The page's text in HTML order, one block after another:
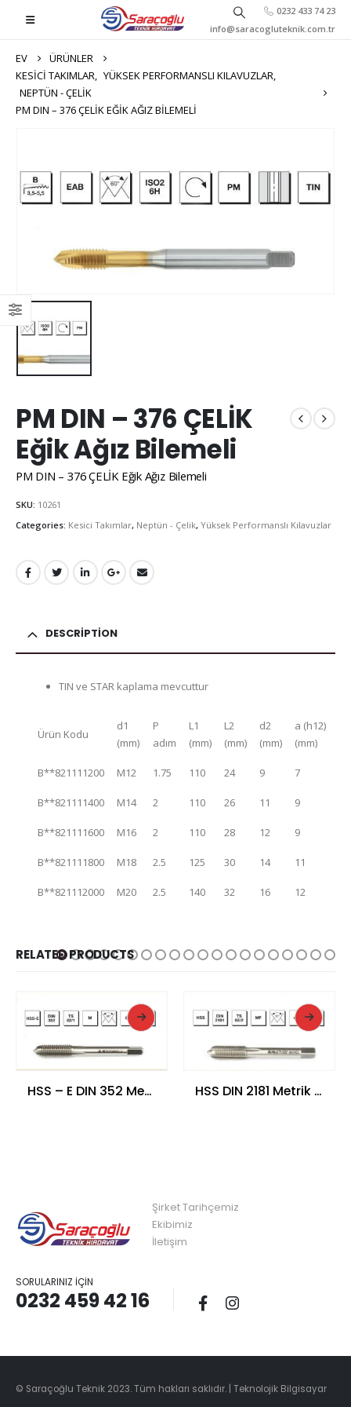
0232 433 74 23
info@saracogluteknik.com.tr
EV
ÜRÜNLER
KESICI TAKIMLAR, YÜKSEK PERFORMANSLI KILAVUZLAR,
NEPTÜN - ÇELIK
PM DIN – 376 ÇELİK EĞIK AĞIZ BILEMELI
PM DIN – 376 ÇELİK
Eğik Ağız Bilemeli
PM DIN – 376 ÇELİK Eğik Ağız Bilemeli
SKU: 10261
Categories: Kesici Takımlar, Neptün - Çelik, Yüksek Performanslı Kılavuzlar
DESCRIPTION
TIN ve STAR kaplama mevcuttur
Ürün Kodu
d1
(mm)
P
adım
L1
(mm)
L2
(mm)
d2
(mm)
a (h12)
(mm)
B**821111200 M12 1.75 110 24 9 7
B**821111400 M14 2 110 26 11 9
B**821111600 M16 2 110 28 12 9
B**821111800 M18 2.5 125 30 14 11
B**821112000 M20 2.5 140 32 16 12
RELATED PRODUCTS
HSS – E DIN 352 Metrik Normal Vidalı Kılavuz – Son HSS DIN 2181 Metrik İnce Vidalı Kılavuz – Son
READ MORE READ MORE
Şirket Tarihçemiz
Ekibimiz
İletişim
SORULARINIZ İÇIN
0232 459 42 16
© Saraçoğlu Teknik 2023. Tüm hakları saklıdır. | Teknolojik Bilgisayar